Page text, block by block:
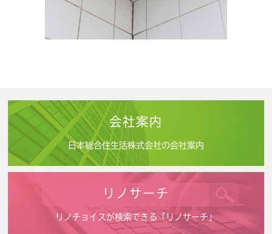
会社案内
日本総合住生活株式会社の会社案内
リノサーチ
リノチョイスが検索できる「リノサーチ」